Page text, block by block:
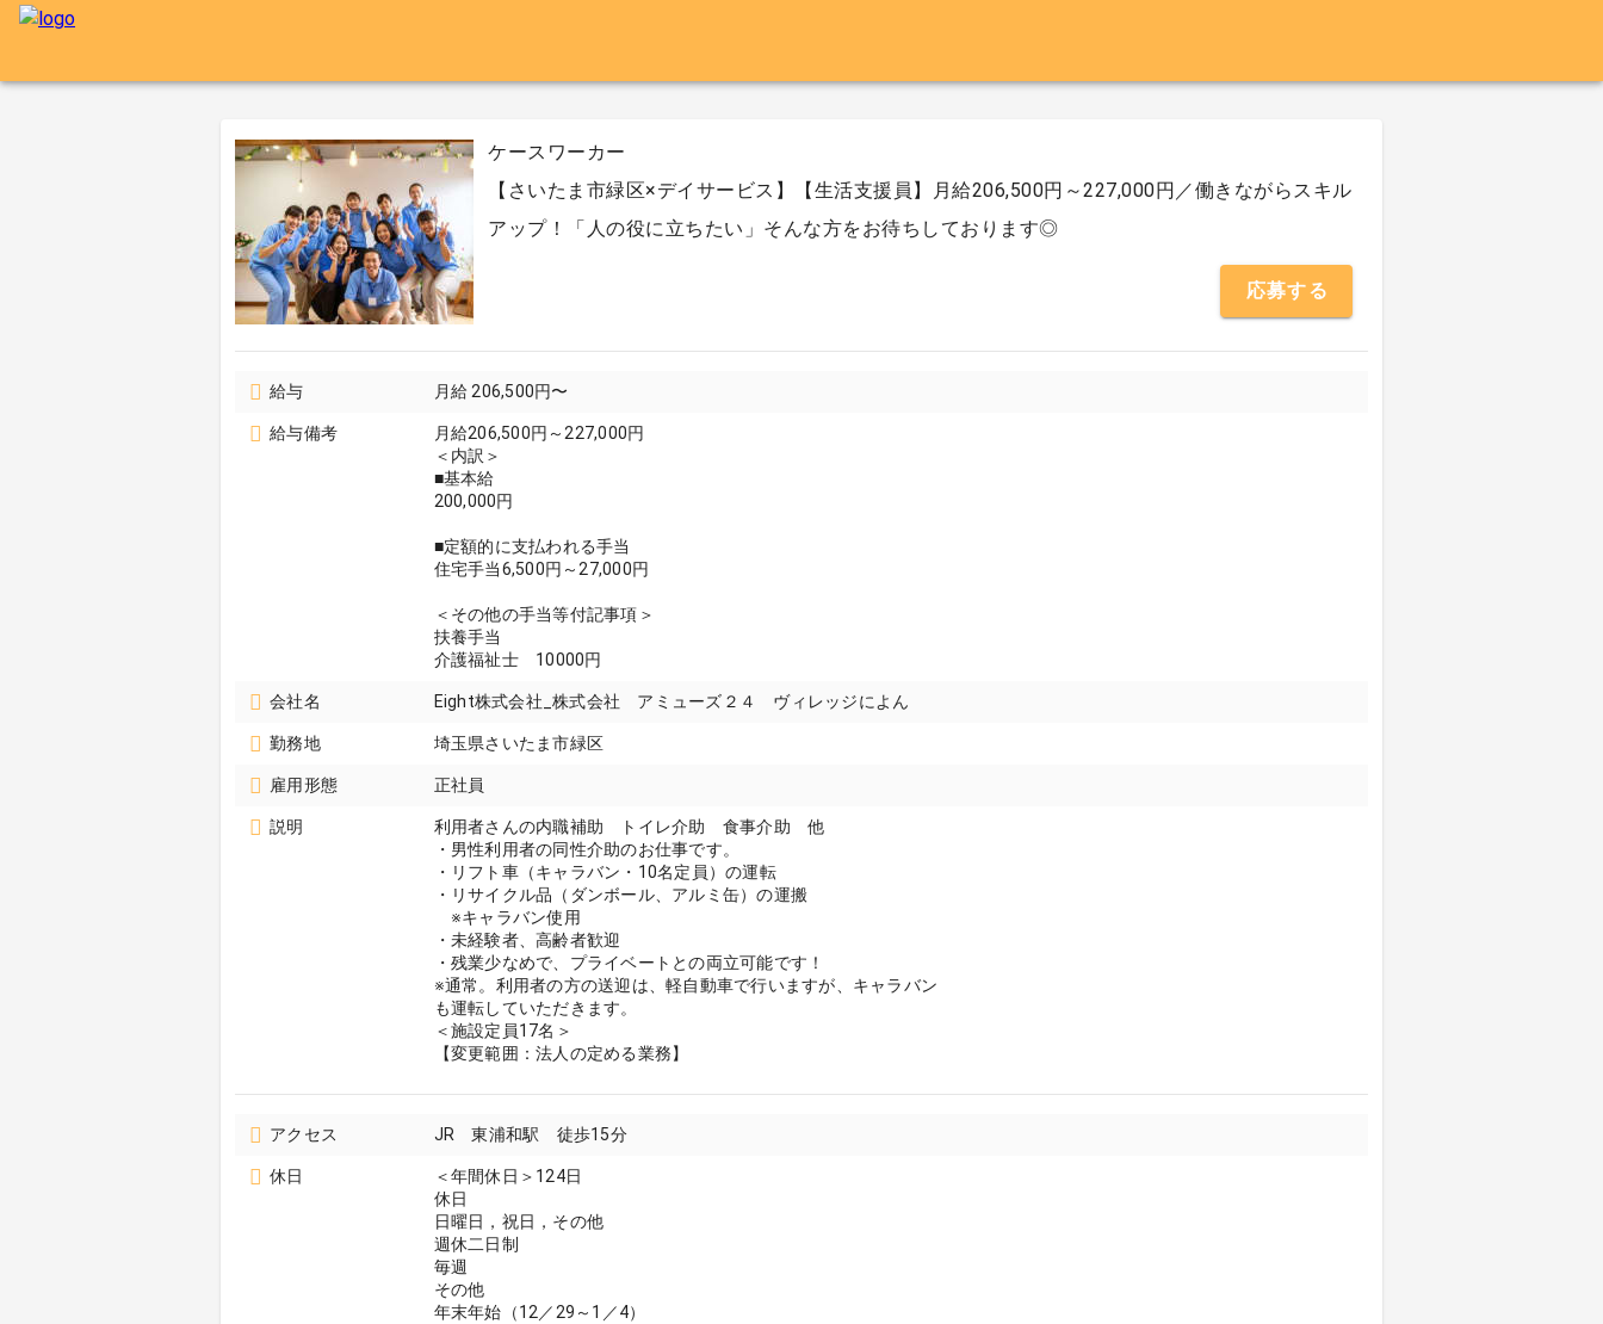
ケースワーカー
【さいたま市緑区×デイサービス】【生活支援員】月給206,500円～227,000円／働きながらスキル
アップ！「人の役に立ちたい」そんな方をお待ちしております◎
応募する
給与 月給 206,500円〜
給与備考
月給206,500円～227,000円
＜内訳＞
■基本給
200,000円
■定額的に支払われる手当
住宅手当6,500円～27,000円
＜その他の手当等付記事項＞
扶養手当
介護福祉士 10000円
会社名 Eight株式会社_株式会社 アミューズ２４ ヴィレッジによん
勤務地 埼玉県さいたま市緑区
雇用形態 正社員
説明
利用者さんの内職補助 トイレ介助 食事介助 他
・男性利用者の同性介助のお仕事です。
・リフト車（キャラバン・10名定員）の運転
・リサイクル品（ダンボール、アルミ缶）の運搬
※キャラバン使用
・未経験者、高齢者歓迎
・残業少なめで、プライベートとの両立可能です！
※通常。利用者の方の送迎は、軽自動車で行いますが、キャラバン
も運転していただきます。
＜施設定員17名＞
【変更範囲：法人の定める業務】
アクセス JR 東浦和駅 徒歩15分
休日
＜年間休日＞124日
休日
日曜日，祝日，その他
週休二日制
毎週
その他
年末年始（12／29～1／4）